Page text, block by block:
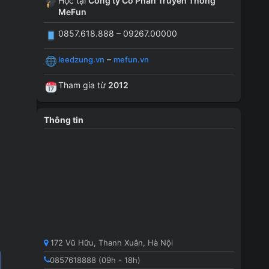
MeFun
0857.618.888 – 09267.00000
leedzung.vn – mefun.vn
Tham gia từ 2012
Thông tin
172 Vũ Hữu, Thanh Xuân, Hà Nội
0857618888 (09h - 18h)